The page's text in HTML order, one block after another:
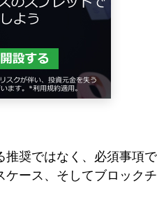
奨ではなく、必須事項
ース、そしてブロック